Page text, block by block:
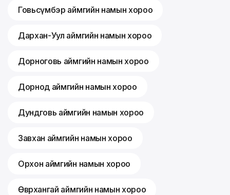
Говьсүмбэр аймгийн намын хороо
Дархан-Уул аймгийн намын хороо
Дорноговь аймгийн намын хороо
Дорнод аймгийн намын хороо
Дундговь аймгийн намын хороо
Завхан аймгийн намын хороо
Орхон аймгийн намын хороо
Өвөрхангай аймгийн намын хороо